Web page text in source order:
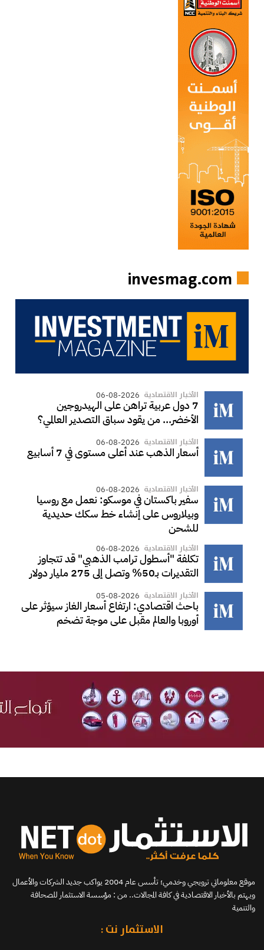
invesmag.com
الأخبار الاقتصادية 06-08-2026
7 دول عربية تراهن على الهيدروجين
الأخضر... من يقود سباق التصدير العالمي؟
الأخبار الاقتصادية 06-08-2026
أسعار الذهب عند أعلى مستوى في 7 أسابيع
الأخبار الاقتصادية 06-08-2026
سفير باكستان في موسكو: نعمل مع روسيا
وبيلاروس على إنشاء خط سكك حديدية
للشحن
الأخبار الاقتصادية 06-08-2026
تكلفة "أسطول ترامب الذهبي" قد تتجاوز
التقديرات بـ50% وتصل إلى 275 مليار دولار
الأخبار الاقتصادية 05-08-2026
باحث اقتصادي: ارتفاع أسعار الغاز سيؤثر على
أوروبا والعالم مقبل على موجة تضخم
موقع معلوماتي ترويجي وخدمي؛ تأسس عام 2004 يواكب جديد الشركات والأعمال
ويهتم بالأخبار الاقتصادية في كافة المجالات.. من : مؤسسة الاستثمار للصحافة
والتنمية
الاستثمار نت :